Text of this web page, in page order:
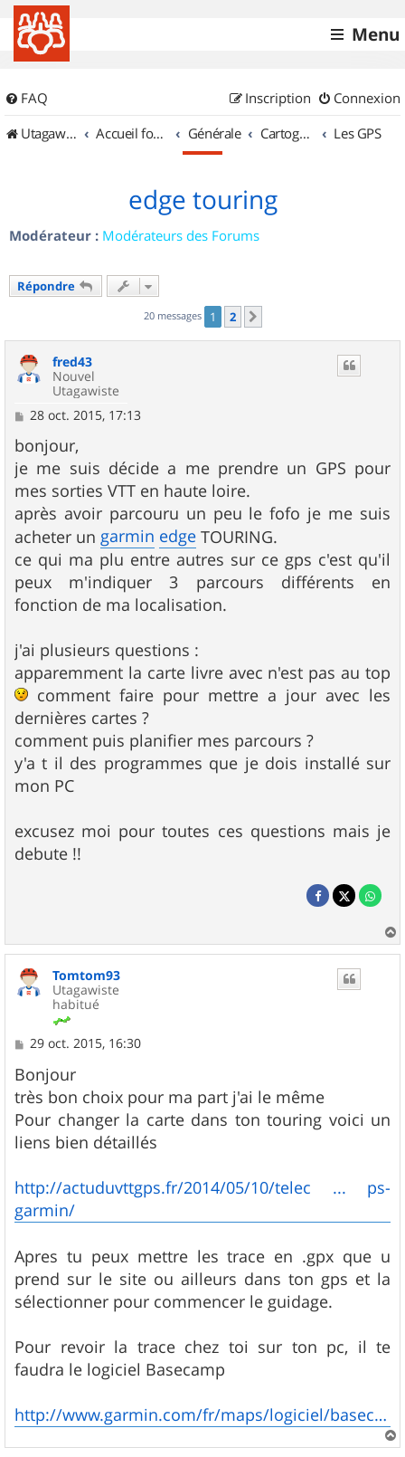
Menu
FAQ Connexion
Inscription
UtagawaVTT (Randos VTT et VTTAE avec traces GPS)
Accueil forum Générale Cartographie et GPS Les GPS
edge touring
Modérateur : Modérateurs des Forums
Répondre
20 messages 1 2
fred43
Nouvel
Utagawiste
M
s
s
a
g
e
28 oct. 2015, 17:13
bonjour,
je me suis décide a me prendre un GPS pour
mes sorties VTT en haute loire.
après avoir parcouru un peu le fofo je me suis
acheter un garmin edge TOURING.
ce qui ma plu entre autres sur ce gps c'est qu'il
peux m'indiquer 3 parcours différents en
fonction de ma localisation.
j'ai plusieurs questions :
apparemment la carte livre avec n'est pas au top
comment faire pour mettre a jour avec les
dernières cartes ?
comment puis planifier mes parcours ?
y'a t il des programmes que je dois installé sur
mon PC
excusez moi pour toutes ces questions mais je
debute !!
a
Tomtom93
Utagawiste
habitué
M
s
s
a
g
e
29 oct. 2015, 16:30
Bonjour
très bon choix pour ma part j'ai le même
Pour changer la carte dans ton touring voici un
liens bien détaillés
http://actuduvttgps.fr/2014/05/10/telec ... ps-
garmin/
Apres tu peux mettre les trace en .gpx que u
prend sur le site ou ailleurs dans ton gps et la
sélectionner pour commencer le guidage.
Pour revoir la trace chez toi sur ton pc, il te
faudra le logiciel Basecamp
http://www.garmin.com/fr/maps/logiciel/basecamp/
a